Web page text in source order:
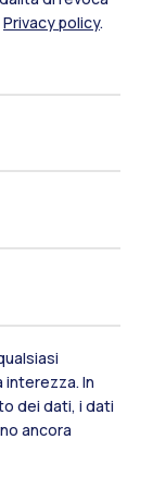
Privacy policy.
interezza. In
dei dati, i dati
ancora